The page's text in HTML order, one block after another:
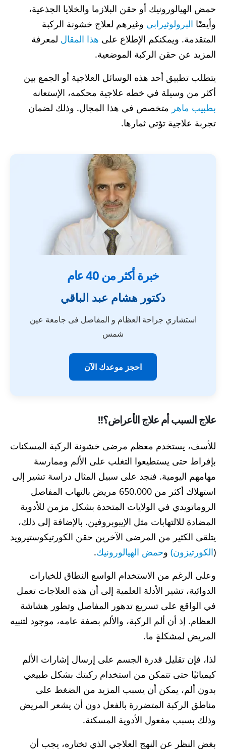
حمض الهيالورونيك أو حقن البلازما والخلايا الجذعية،
وأيضًا البرولوثيرابي وغيرهم لعلاج خشونة الركبة
المتقدمة. ويمكنكم الإطلاع على هذا المقال لمعرفة
المزيد عن حقن الركبة الموضعية.
يتطلب تطبيق أحد هذه الوسائل العلاجية أو الجمع بين
أكثر من وسيلة في خطه علاجية محكمه، الإستعانه
بطبيب ماهر متخصص في هذا المجال. وذلك لضمان
تجربة علاجية تؤتي ثمارها.
خبرة أكثر من 40 عام
دكتور هشام عبد الباقي
استشاري جراحة العظام و المفاصل فى جامعة عين
شمس
احجز موعدك الآن
علاج السبب أم علاج الأعراض؟!!
للأسف، يستخدم معظم مرضى خشونة الركبة المسكنات
بإفراط حتى يستطيعوا التغلب على الألم وممارسة
مهامهم اليومية. فنجد على سبيل المثال دراسة تشير إلى
استهلاك أكثر من 650.000 مريض بالتهاب المفاصل
الروماتويدي في الولايات المتحدة بشكل مزمن للأدوية
المضادة للالتهابات مثل الإيبوبروفين. بالإضافة إلى ذلك،
يتلقى الكثير من المرضى الآخرين حقن الكورتيكوستيرويد
(الكورتيزون) وحمض الهيالورونيك.
وعلى الرغم من الاستخدام الواسع النطاق للخيارات
الدوائية، تشير الأدلة العلمية إلى أن هذه العلاجات تعمل
في الواقع على تسريع تدهور المفاصل وتطور هشاشة
العظام. إذ أن ألم الركبة، والألم بصفة عامه، موجود لتنبيه
المريض لمشكلةٍ ما.
لذا، فإن تقليل قدرة الجسم على إرسال إشارات الألم
كيميائيًا حتى تتمكن من استخدام ركبتك بشكل طبيعي
بدون ألم، يمكن أن يسبب المزيد من الضغط على
مناطق الركبة المتضررة بالفعل دون أن يشعر المريض
وذلك بسبب مفعول الأدوية المسكنة.
بغض النظر عن النهج العلاجي الذي تختاره، يجب أن